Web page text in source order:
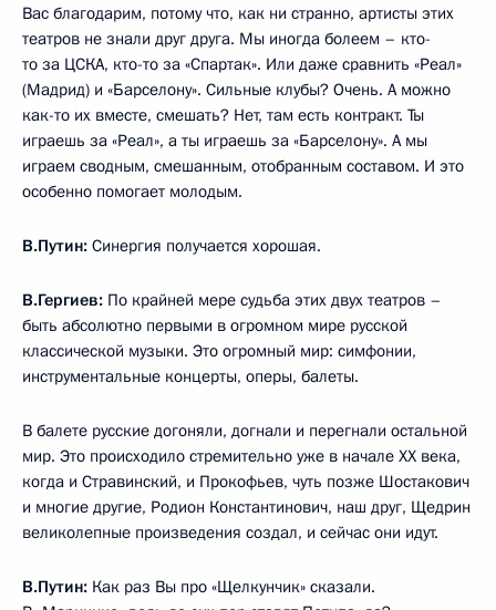
Вас благодарим, потому что, как ни странно, артисты этих
театров не знали друг друга. Мы иногда болеем – кто-
то за ЦСКА, кто-то за «Спартак». Или даже сравнить «Реал»
(Мадрид) и «Барселону». Сильные клубы? Очень. А можно
как-то их вместе, смешать? Нет, там есть контракт. Ты
играешь за «Реал», а ты играешь за «Барселону». А мы
играем сводным, смешанным, отобранным составом. И это
особенно помогает молодым.
В.Путин: Синергия получается хорошая.
В.Гергиев: По крайней мере судьба этих двух театров –
быть абсолютно первыми в огромном мире русской
классической музыки. Это огромный мир: симфонии,
инструментальные концерты, оперы, балеты.
В балете русские догоняли, догнали и перегнали остальной
мир. Это происходило стремительно уже в начале XX века,
когда и Стравинский, и Прокофьев, чуть позже Шостакович
и многие другие, Родион Константинович, наш друг, Щедрин
великолепные произведения создал, и сейчас они идут.
В.Путин: Как раз Вы про «Щелкунчик» сказали.